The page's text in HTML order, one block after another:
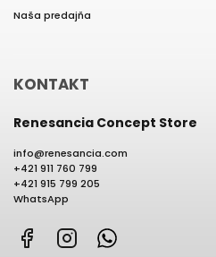
Naša predajňa
KONTAKT
Renesancia Concept Store
info@renesancia.com
+421 911 760 799
+421 915 799 205
WhatsApp
FacebookInstagram